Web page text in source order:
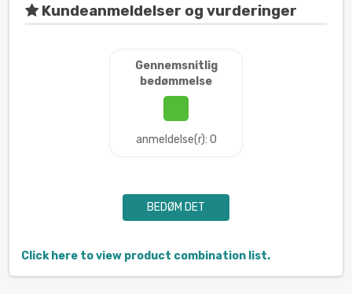
Kundeanmeldelser og vurderinger
Gennemsnitlig
bedømmelse
anmeldelse(r): 0
BEDØM DET
Click here to view product combination list.